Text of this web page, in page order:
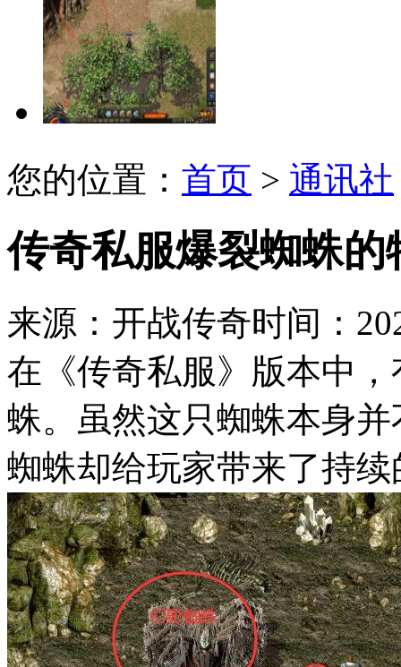
您的位置： 首页 > 通讯社
传奇私服爆裂蜘蛛
来源：开战传奇时间：
在《传奇私服》版本中
蛛。虽然这只蜘蛛本身
蜘蛛却给玩家带来了持